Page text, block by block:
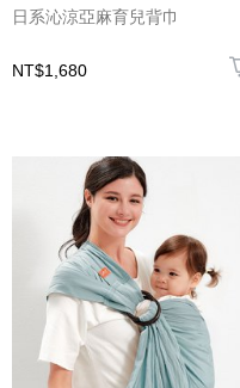
日系沁涼亞麻育兒背巾
NT$1,680